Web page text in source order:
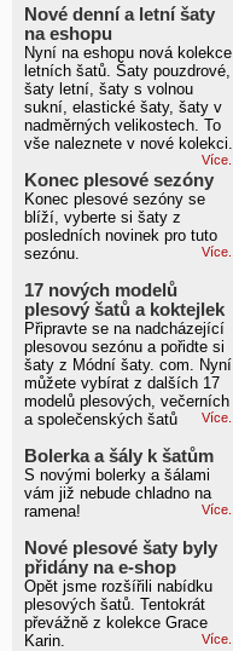
Nové denní a letní šaty
na eshopu
Nyní na eshopu nová kolekce
letních šatů. Šaty pouzdrové,
šaty letní, šaty s volnou
sukní, elastické šaty, šaty v
nadměrných velikostech. To
vše naleznete v nové kolekci.
Více..
Konec plesové sezóny
Konec plesové sezóny se
blíží, vyberte si šaty z
posledních novinek pro tuto
sezónu.
Více..
17 nových modelů
plesový šatů a koktejlek
Připravte se na nadcházející
plesovou sezónu a pořidte si
šaty z Módní šaty. com. Nyní
můžete vybírat z dalších 17
modelů plesových, večerních
a společenských šatů
Více..
Bolerka a šály k šatům
S novými bolerky a šálami
vám již nebude chladno na
ramena!
Více..
Nové plesové šaty byly
přidány na e-shop
Opět jsme rozšířili nabídku
plesových šatů. Tentokrát
převážně z kolekce Grace
Karin.
Více..